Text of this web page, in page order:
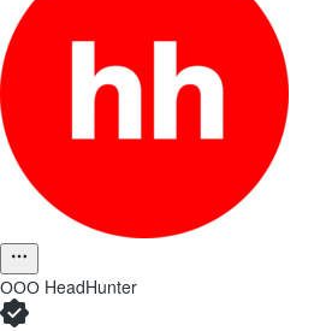
ООО HeadHunter